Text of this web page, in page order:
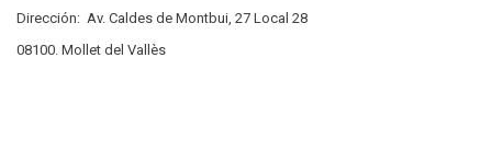
Dirección: Av. Caldes de Montbui, 27 Local 28
08100. Mollet del Vallès